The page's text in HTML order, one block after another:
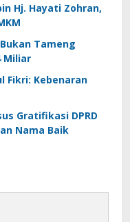
Hj. Hayati Zohran,
Tameng
Miliar
Fikri: Kebenaran
Gratifikasi DPRD
Nama Baik